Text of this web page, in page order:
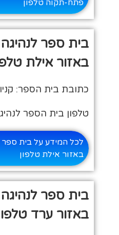
פתח-תקוה טלפון
בית ספר
באזור אילת
כתובת בית הספר: קניון העיר
טלפון בית הספר לנהיגה: 08-
לכל המידע על בית ספר
באזור אילת טלפון
בית ספר
באזור ערד טלפון